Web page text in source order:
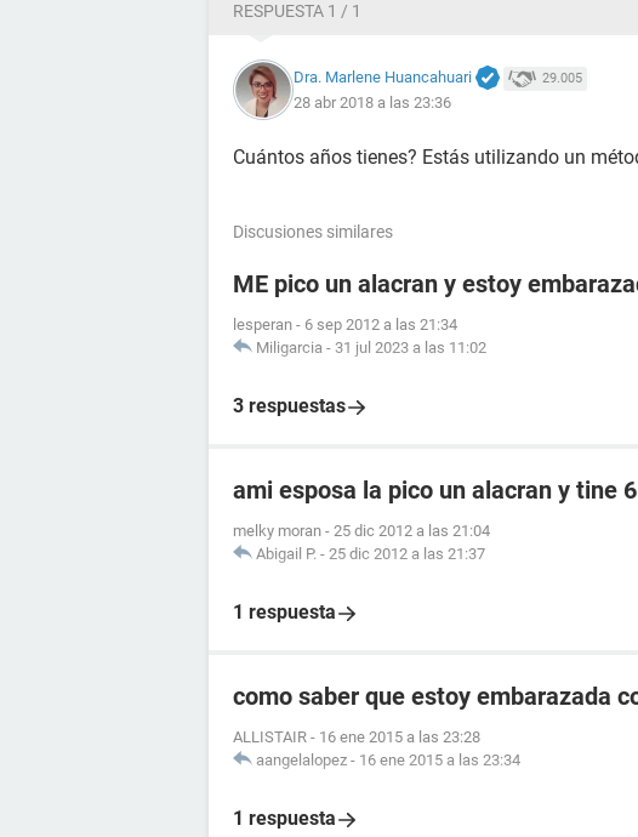
RESPUESTA 1 / 1
Dra. Marlene Huancahuari 29.005
28 abr 2018 a las 23:36
Cuántos años tienes? Estás utilizando un
Discusiones similares
ME pico un alacran y estoy
lesperan - 6 sep 2012 a las 21:34
Miligarcia - 31 jul 2023 a las 11:02
3 respuestas
ami esposa la pico un alacran y tine
melky moran - 25 dic 2012 a las 21:04
Abigail P. - 25 dic 2012 a las 21:37
1 respuesta
como saber que estoy embarazada
ALLISTAIR - 16 ene 2015 a las 23:28
aangelalopez - 16 ene 2015 a las 23:34
1 respuesta